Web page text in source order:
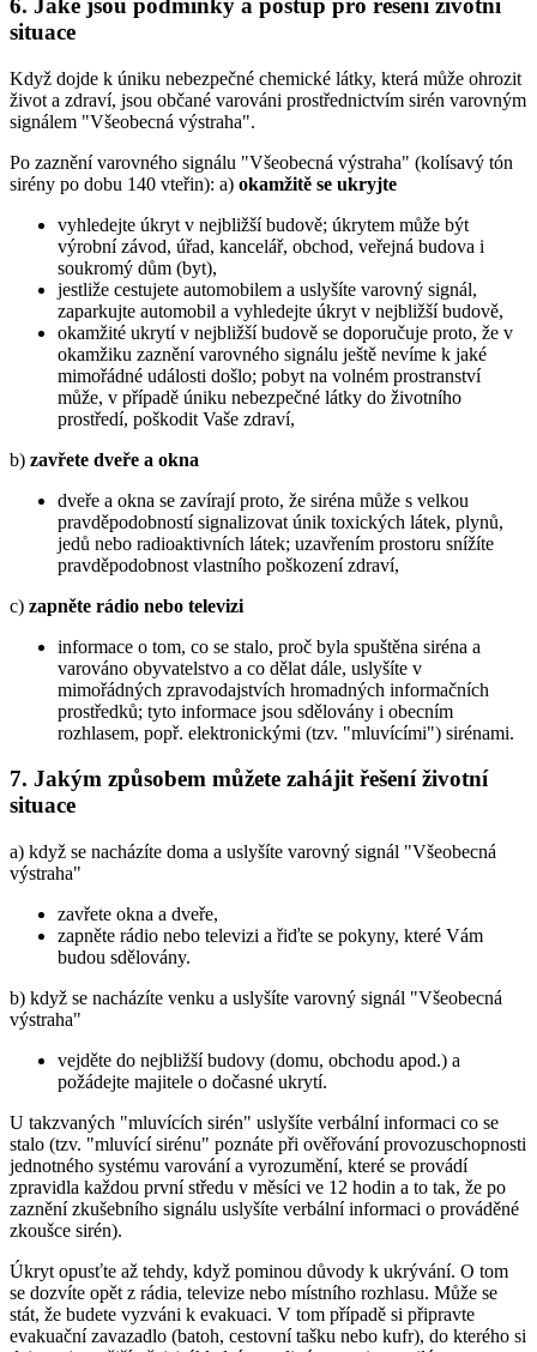
6. Jaké jsou podmínky a postup pro řešení životní
situace
Když dojde k úniku nebezpečné chemické látky, která může ohrozit
život a zdraví, jsou občané varováni prostřednictvím sirén varovným
signálem "Všeobecná výstraha".
Po zaznění varovného signálu "Všeobecná výstraha" (kolísavý tón
sirény po dobu 140 vteřin): a) okamžitě se ukryjte
vyhledejte úkryt v nejbližší budově; úkrytem může být
výrobní závod, úřad, kancelář, obchod, veřejná budova i
soukromý dům (byt),
jestliže cestujete automobilem a uslyšíte varovný signál,
zaparkujte automobil a vyhledejte úkryt v nejbližší budově,
okamžité ukrytí v nejbližší budově se doporučuje proto, že v
okamžiku zaznění varovného signálu ještě nevíme k jaké
mimořádné události došlo; pobyt na volném prostranství
může, v případě úniku nebezpečné látky do životního
prostředí, poškodit Vaše zdraví,
b) zavřete dveře a okna
dveře a okna se zavírají proto, že siréna může s velkou
pravděpodobností signalizovat únik toxických látek, plynů,
jedů nebo radioaktivních látek; uzavřením prostoru snížíte
pravděpodobnost vlastního poškození zdraví,
c) zapněte rádio nebo televizi
informace o tom, co se stalo, proč byla spuštěna siréna a
varováno obyvatelstvo a co dělat dále, uslyšíte v
mimořádných zpravodajstvích hromadných informačních
prostředků; tyto informace jsou sdělovány i obecním
rozhlasem, popř. elektronickými (tzv. "mluvícími") sirénami.
7. Jakým způsobem můžete zahájit řešení životní
situace
a) když se nacházíte doma a uslyšíte varovný signál "Všeobecná
výstraha"
zavřete okna a dveře,
zapněte rádio nebo televizi a řiďte se pokyny, které Vám
budou sdělovány.
b) když se nacházíte venku a uslyšíte varovný signál "Všeobecná
výstraha"
vejděte do nejbližší budovy (domu, obchodu apod.) a
požádejte majitele o dočasné ukrytí.
U takzvaných "mluvících sirén" uslyšíte verbální informaci co se
stalo (tzv. "mluvící sirénu" poznáte při ověřování provozuschopnosti
jednotného systému varování a vyrozumění, které se provádí
zpravidla každou první středu v měsíci ve 12 hodin a to tak, že po
zaznění zkušebního signálu uslyšíte verbální informaci o prováděné
zkoušce sirén).
Úkryt opusťte až tehdy, když pominou důvody k ukrývání. O tom
se dozvíte opět z rádia, televize nebo místního rozhlasu. Může se
stát, že budete vyzváni k evakuaci. V tom případě si připravte
evakuační zavazadlo (batoh, cestovní tašku nebo kufr), do kterého si